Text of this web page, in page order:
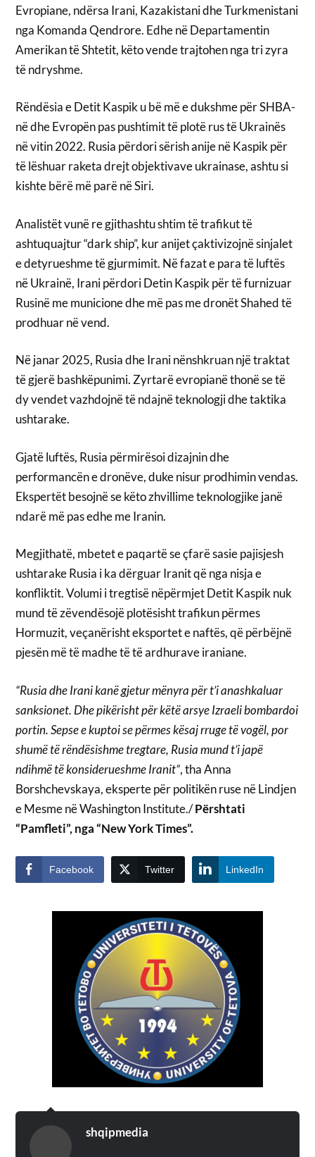
Evropiane, ndërsa Irani, Kazakistani dhe Turkmenistani
nga Komanda Qendrore. Edhe në Departamentin
Amerikan të Shtetit, këto vende trajtohen nga tri zyra
të ndryshme.
Rëndësia e Detit Kaspik u bë më e dukshme për SHBA-
në dhe Evropën pas pushtimit të plotë rus të Ukrainës
në vitin 2022. Rusia përdori sërish anije në Kaspik për
të lëshuar raketa drejt objektivave ukrainase, ashtu si
kishte bërë më parë në Siri.
Analistët vunë re gjithashtu shtim të trafikut të
ashtuquajtur “dark ship”, kur anijet çaktivizojnë sinjalet
e detyrueshme të gjurmimit. Në fazat e para të luftës
në Ukrainë, Irani përdori Detin Kaspik për të furnizuar
Rusinë me municione dhe më pas me dronët Shahed të
prodhuar në vend.
Në janar 2025, Rusia dhe Irani nënshkruan një traktat
të gjerë bashkëpunimi. Zyrtarë evropianë thonë se të
dy vendet vazhdojnë të ndajnë teknologji dhe taktika
ushtarake.
Gjatë luftës, Rusia përmirësoi dizajnin dhe
performancën e dronëve, duke nisur prodhimin vendas.
Ekspertët besojnë se këto zhvillime teknologjike janë
ndarë më pas edhe me Iranin.
Megjithatë, mbetet e paqartë se çfarë sasie pajisjesh
ushtarake Rusia i ka dërguar Iranit që nga nisja e
konfliktit. Volumi i tregtisë nëpërmjet Detit Kaspik nuk
mund të zëvendësojë plotësisht trafikun përmes
Hormuzit, veçanërisht eksportet e naftës, që përbëjnë
pjesën më të madhe të të ardhurave iraniane.
“Rusia dhe Irani kanë gjetur mënyra për t’i anashkaluar
sanksionet. Dhe pikërisht për këtë arsye Izraeli bombardoi
portin. Sepse e kuptoi se përmes kësaj rruge të vogël, por
shumë të rëndësishme tregtare, Rusia mund t’i japë
ndihmë të konsiderueshme Iranit”, tha Anna
Borshchevskaya, eksperte për politikën ruse në Lindjen
e Mesme në Washington Institute./Përshtati
“Pamfleti”, nga “New York Times”.
Facebook Twitter LinkedIn
shqipmedia